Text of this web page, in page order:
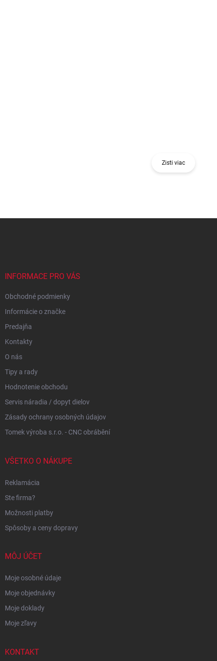
Zisti viac
INFORMACE PRO VÁS
Obchodné podmienky
Informácie o značke
Predajňa
Kontakty
O nás
Tipy a rady
Hodnotenie obchodu
Servis náradia / dopyt dielov
Zásady ochrany osobných údajov
Tomek výroba s.r.o. - CNC obrábění
VŠETKO O NÁKUPE
Reklamácia
Ste firma?
Možnosti platby
Spôsoby a ceny dopravy
MÔJ ÚČET
Moje osobné údaje
Moje objednávky
Moje doklady
Moje zľavy
KONTAKT